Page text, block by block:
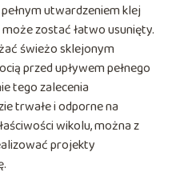
utwardzeniem klej
zostać łatwo usunięty.
świeżo sklejonym
przed upływem pełnego
tego zalecenia
trwałe i odporne na
wikolu, można z
projekty